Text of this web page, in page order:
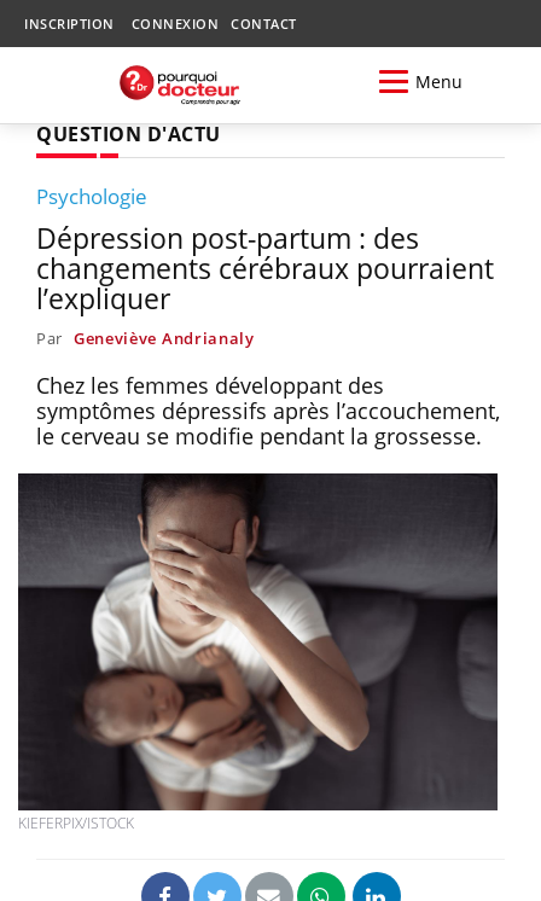
INSCRIPTION CONNEXION CONTACT
Menu
QUESTION D'ACTU
Psychologie
Dépression post-partum : des
changements cérébraux pourraient
l’expliquer
Par Geneviève Andrianaly
Chez les femmes développant des
symptômes dépressifs après l’accouchement,
le cerveau se modifie pendant la grossesse.
KIEFERPIX/ISTOCK